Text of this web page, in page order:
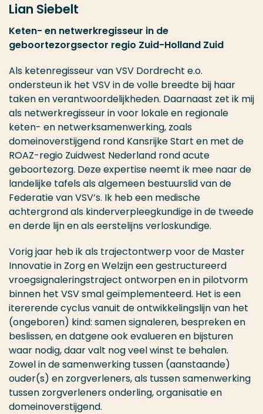
Lian Siebelt
Keten- en netwerkregisseur in de
geboortezorgsector regio Zuid-Holland Zuid
Als ketenregisseur van VSV Dordrecht e.o.
ondersteun ik het VSV in de volle breedte bij haar
taken en verantwoordelijkheden. Daarnaast zet ik mij
als netwerkregisseur in voor lokale en regionale
keten- en netwerksamenwerking, zoals
domeinoverstijgend rond Kansrijke Start en met de
ROAZ-regio Zuidwest Nederland rond acute
geboortezorg. Deze expertise neemt ik mee naar de
landelijke tafels als algemeen bestuurslid van de
Federatie van VSV’s. Ik heb een medische
achtergrond als kinderverpleegkundige in de tweede
en derde lijn en als eerstelijns verloskundige.
Vorig jaar heb ik als trajectontwerp voor de Master
Innovatie in Zorg en Welzijn een gestructureerd
vroegsignaleringstraject ontworpen en in pilotvorm
binnen het VSV smal geïmplementeerd. Het is een
itererende cyclus vanuit de ontwikkelingslijn van het
(ongeboren) kind: samen signaleren, bespreken en
beslissen, en datgene ook evalueren en bijsturen
waar nodig, daar valt nog veel winst te behalen.
Zowel in de samenwerking tussen (aanstaande)
ouder(s) en zorgverleners, als tussen samenwerking
tussen zorgverleners onderling, organisatie en
domeinoverstijgend.